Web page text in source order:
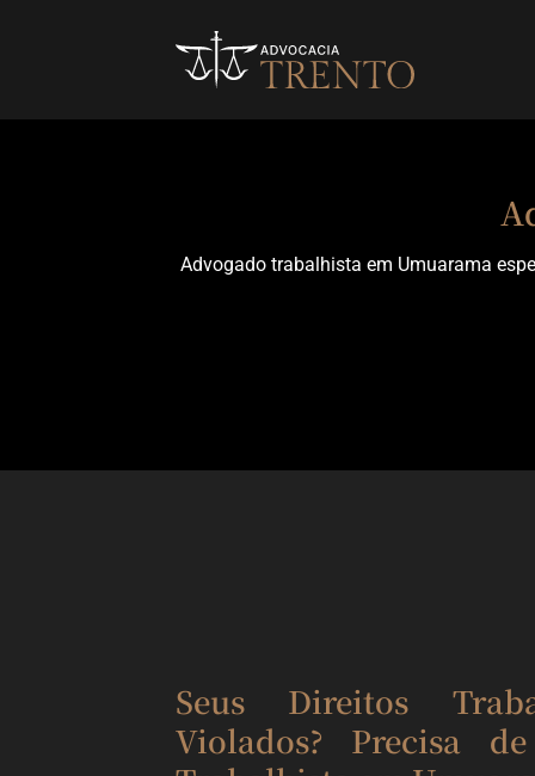
Advogado trabalhista em Umuarama
Seus Direitos
Violados? Precisa